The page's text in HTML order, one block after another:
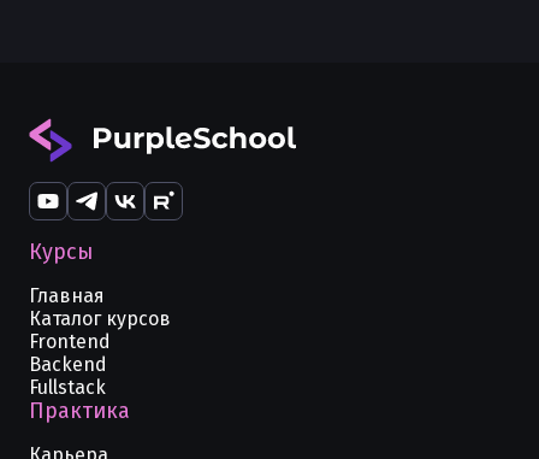
Курсы
Главная
Каталог курсов
Frontend
Backend
Fullstack
Практика